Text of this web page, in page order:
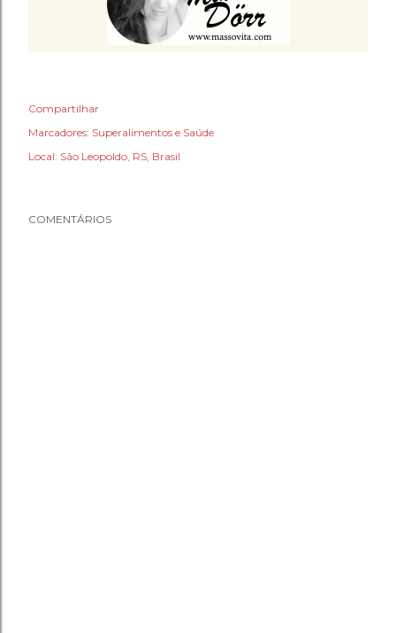
Compartilhar
Marcadores: Superalimentos e Saúde
Local: São Leopoldo, RS, Brasil
COMENTÁRIOS